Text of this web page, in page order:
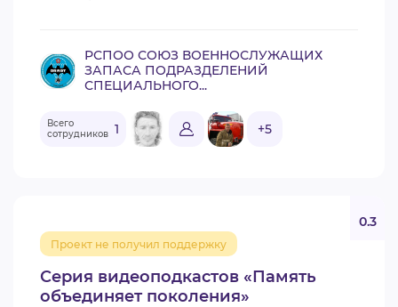
РСПОО СОЮЗ ВОЕННОСЛУЖАЩИХ
ЗАПАСА ПОДРАЗДЕЛЕНИЙ
СПЕЦИАЛЬНОГО...
Всего
сотрудников 1 +5
Серия видеоподкастов «Память
объединяет поколения»
Проект не получил поддержку
0.3